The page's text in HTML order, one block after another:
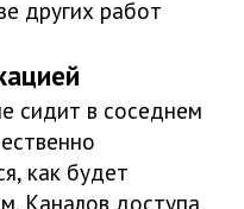
других работ
сидит в соседнем
как будет
Каналов доступа